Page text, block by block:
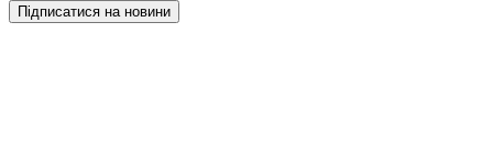
Підписатися на новини